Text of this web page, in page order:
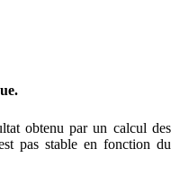
obtenu par un calcul des
pas stable en fonction du